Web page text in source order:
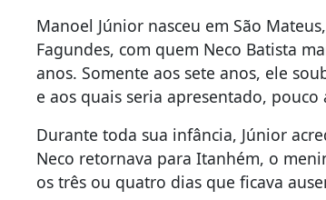
Manoel Júnior nasceu em São
Fagundes, com quem Neco Batista
anos. Somente aos sete anos, ele
e aos quais seria apresentado,
Durante toda sua infância, Júnior
Neco retornava para Itanhém, o
os três ou quatro dias que ficava